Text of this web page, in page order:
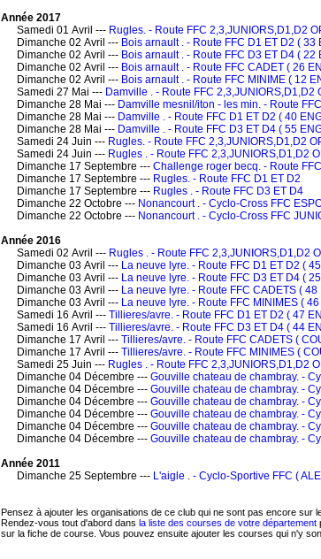
Année 2017
Samedi 01 Avril --- Rugles. - Route FFC 2,3,JUNIORS,D1,D2
Dimanche 02 Avril --- Bois arnault . - Route FFC D1 ET D2 ( 33
Dimanche 02 Avril --- Bois arnault . - Route FFC D3 ET D4 ( 22
Dimanche 02 Avril --- Bois arnault . - Route FFC CADET ( 26
Dimanche 02 Avril --- Bois arnault . - Route FFC MINIME ( 12
Samedi 27 Mai --- Damville . - Route FFC 2,3,JUNIORS,D1,D2
Dimanche 28 Mai --- Damville mesnil/iton - les min. - Route
Dimanche 28 Mai --- Damville . - Route FFC D1 ET D2 ( 40
Dimanche 28 Mai --- Damville . - Route FFC D3 ET D4 ( 55
Samedi 24 Juin --- Rugles. - Route FFC 2,3,JUNIORS,D1,D2
Samedi 24 Juin --- Rugles . - Route FFC 2,3,JUNIORS,D1,D2
Dimanche 17 Septembre --- Challenge roger becq. - Route
Dimanche 17 Septembre --- Rugles. - Route FFC D1 ET D2
Dimanche 17 Septembre --- Rugles . - Route FFC D3 ET D4
Dimanche 22 Octobre --- Nonancourt . - Cyclo-Cross FFC
Dimanche 22 Octobre --- Nonancourt . - Cyclo-Cross FFC
Année 2016
Samedi 02 Avril --- Rugles . - Route FFC 2,3,JUNIORS,D1,D2
Dimanche 03 Avril --- La neuve lyre. - Route FFC D1 ET D2 (
Dimanche 03 Avril --- La neuve lyre. - Route FFC D3 ET D4 (
Dimanche 03 Avril --- La neuve lyre. - Route FFC CADETS ( 48
Dimanche 03 Avril --- La neuve lyre. - Route FFC MINIMES (
Samedi 16 Avril --- Tillieres/avre. - Route FFC D1 ET D2 ( 47
Samedi 16 Avril --- Tillieres/avre. - Route FFC D3 ET D4 ( 44
Dimanche 17 Avril --- Tillieres/avre. - Route FFC CADETS (
Dimanche 17 Avril --- Tillieres/avre. - Route FFC MINIMES (
Samedi 25 Juin --- Rugles . - Route FFC 2,3,JUNIORS,D1,D2
Dimanche 04 Décembre --- Gouville chateau de chambray. -
Dimanche 04 Décembre --- Gouville chateau de chambray. -
Dimanche 04 Décembre --- Gouville chateau de chambray. -
Dimanche 04 Décembre --- Gouville chateau de chambray. -
Dimanche 04 Décembre --- Gouville chateau de chambray. -
Dimanche 04 Décembre --- Gouville chateau de chambray. -
Année 2011
Dimanche 25 Septembre --- L'aigle . - Cyclo-Sportive FFC (
Pensez à ajouter les organisations de ce club qui ne sont pas encore sur
Rendez-vous tout d'abord dans la liste des courses de votre département
sur la fiche de course. Vous pouvez ensuite ajouter les courses qui n'y